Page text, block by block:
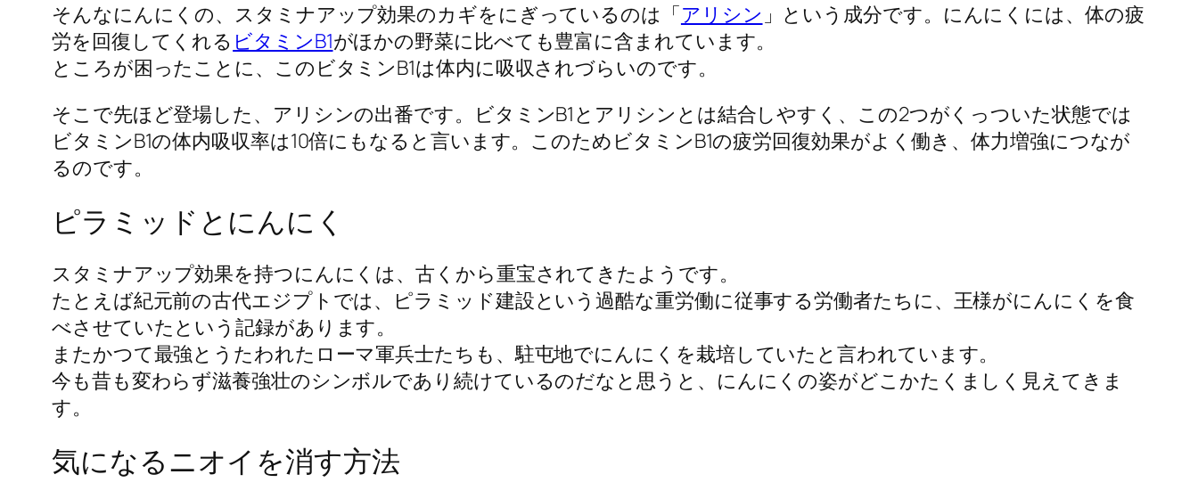
そんなにんにくの、スタミナアップ効果のカギをにぎっているのは「アリシン 」という成分です。にんにくには、体の疲
労を回復してくれる ビタミンB1がほかの野菜に比べても豊富に含まれています。
ところが困ったことに、このビタミンB1は体内に吸収されづらいのです。
そこで先ほど登場した、アリシンの出番です。ビタミンB1とアリシンとは結合しやすく、この2つがくっついた状態では
ビタミンB1の体内吸収率は10倍にもなると言います。このためビタミンB1の疲労回復効果がよく働き、体力増強につなが
るのです。
ピラミッドとにんにく
スタミナアップ効果を持つにんにくは、古くから重宝されてきたようです。
たとえば紀元前の古代エジプトでは、ピラミッド建設という過酷な重労働に従事する労働者たちに、王様がにんにくを食
べさせていたという記録があります。
またかつて最強とうたわれたローマ軍兵士たちも、駐屯地でにんにくを栽培していたと言われています。
今も昔も変わらず滋養強壮のシンボルであり続けているのだなと思うと、にんにくの姿がどこかたくましく見えてきま
す。
気になるニオイを消す方法